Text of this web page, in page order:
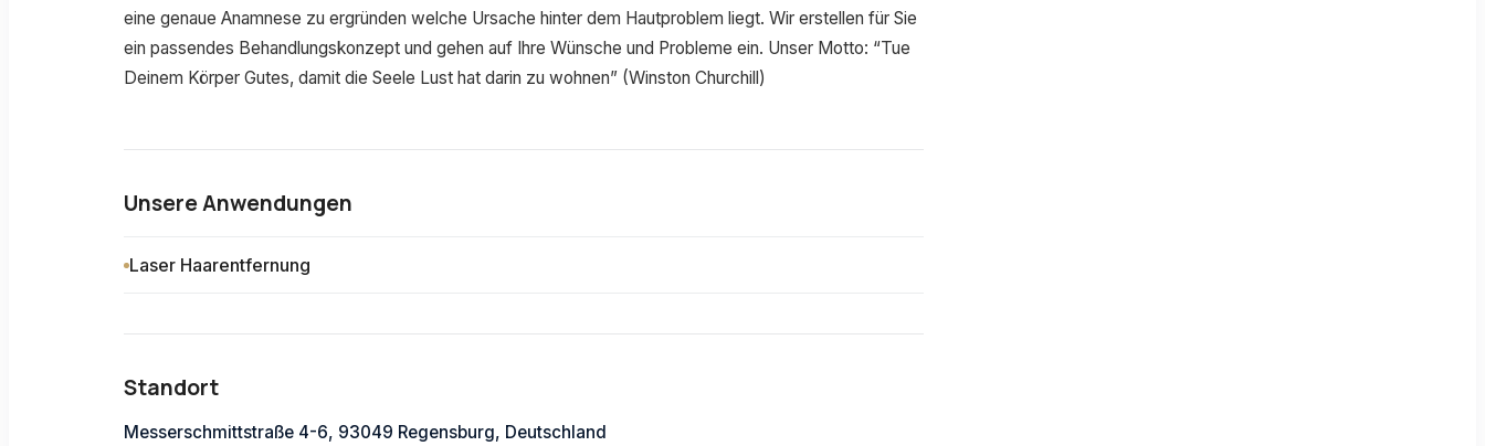
eine genaue Anamnese zu ergründen welche Ursache hinter dem Hautproblem liegt. Wir erstellen für Sie
ein passendes Behandlungskonzept und gehen auf Ihre Wünsche und Probleme ein. Unser Motto: “Tue
Deinem Körper Gutes, damit die Seele Lust hat darin zu wohnen” (Winston Churchill)
Unsere Anwendungen
Laser Haarentfernung
Standort
Messerschmittstraße 4-6, 93049 Regensburg, Deutschland